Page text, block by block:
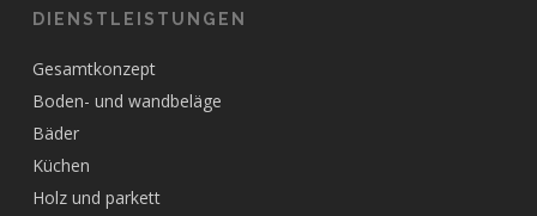
DIENSTLEISTUNGEN
Gesamtkonzept
Boden- und wandbeläge
Bäder
Küchen
Holz und parkett